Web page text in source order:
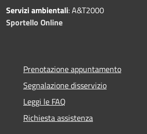
Servizi ambientali: A&T2000
Sportello Online
Prenotazione appuntamento
Segnalazione disservizio
Leggi le FAQ
Richiesta assistenza